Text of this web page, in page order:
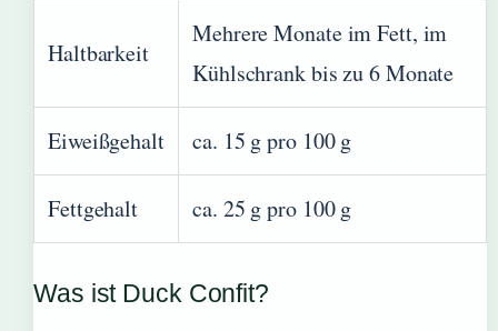
Haltbarkeit
Mehrere Monate im Fett, im
Kühlschrank bis zu 6 Monate
Eiweißgehalt ca. 15 g pro 100 g
Fettgehalt ca. 25 g pro 100 g
Was ist Duck Confit?